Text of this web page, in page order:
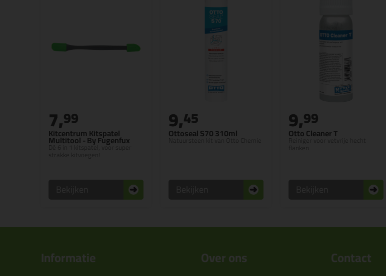
Kitcentrum Kitspatel
Multitool - By Fugenfux
Dé 6 in 1 kitspatel, voor super
7,99
Ottoseal S70 310ml
Natuursteen kit van Otto Chemie
9,45
Otto Cleaner T
Reiniger voor vetvrije hecht
9,99
Informatie Over ons Contact